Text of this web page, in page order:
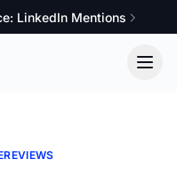
LinkedIn Mentions
REVIEWS